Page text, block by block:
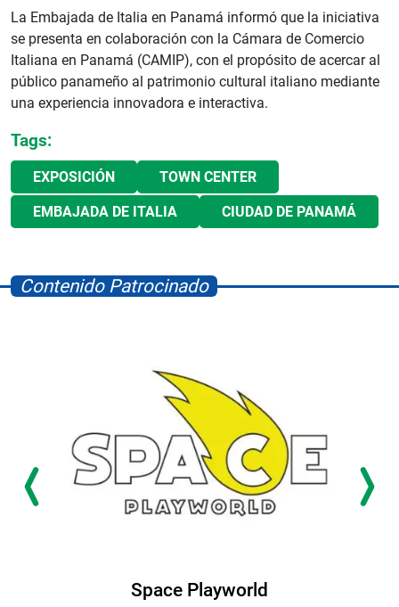
La Embajada de Italia en Panamá informó que la iniciativa
se presenta en colaboración con la Cámara de Comercio
Italiana en Panamá (CAMIP), con el propósito de acercar al
público panameño al patrimonio cultural italiano mediante
una experiencia innovadora e interactiva.
Tags:
EXPOSICIÓN TOWN CENTER
EMBAJADA DE ITALIA CIUDAD DE PANAMÁ
Contenido Patrocinado
Space Playworld